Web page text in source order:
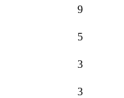
9
5
3
3